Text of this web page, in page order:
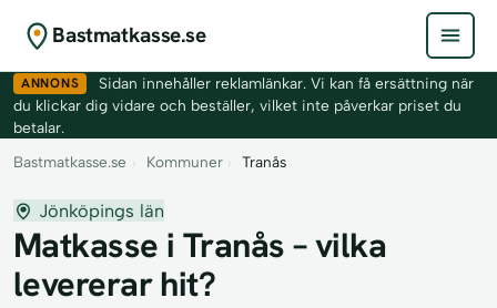
Bastmatkasse.se
ANNONS
Sidan innehåller reklamlänkar. Vi kan få ersättning när
du klickar dig vidare och beställer, vilket inte påverkar priset du
betalar.
Bastmatkasse.se › Kommuner › Tranås
Jönköpings län
Matkasse i Tranås – vilka
levererar hit?